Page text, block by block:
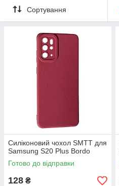
Сортування
Силіконовий чохол SMTT для
Samsung S20 Plus Bordo
Готово до відправки
128 ₴